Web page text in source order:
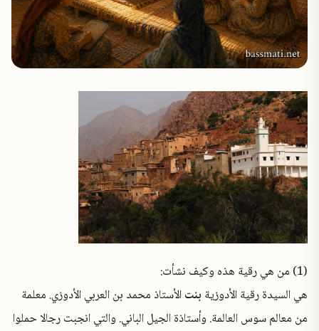
(1) من هي رقية هذه وكيف نشأت:
هي السيدة رقية الأدوزية بنتالأستاذ محمد بن العربي الأدوزي. معلمة
من معالم سوس العالمة. وأستاذة الجيل الباني. والتي انجبت رجالا حملوا